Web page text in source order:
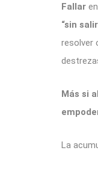
Fallar
“sin
resolver
Más si
La